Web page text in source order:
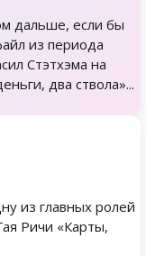
дальше, если бы
из периода
Стэтхэма на
два ствола»...
из главных ролей
Ричи «Карты,